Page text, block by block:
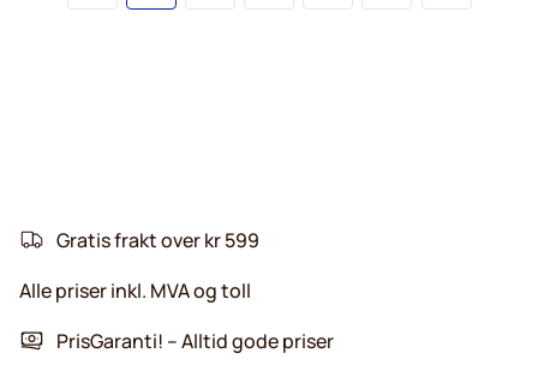
Gratis frakt over kr 599
Alle priser inkl. MVA og toll
PrisGaranti! – Alltid gode priser